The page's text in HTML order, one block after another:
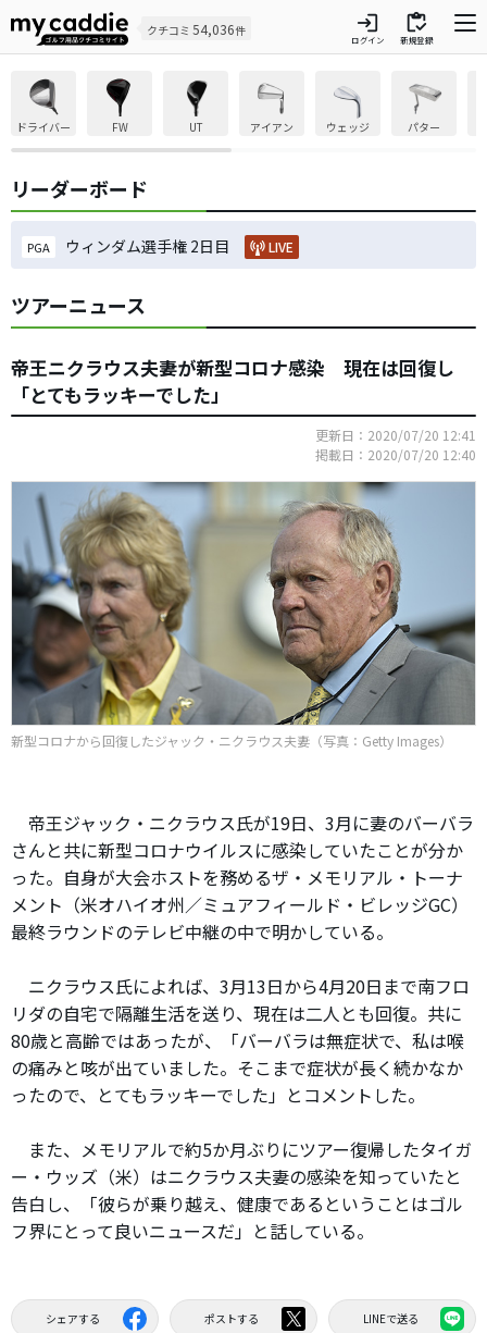
クチコミ 54,036件 login
ログイン
inventory
新規登録
ドライバー FW UT アイアン ウェッジ パター
リーダーボード
PGA ウィンダム選手権 2日目 LIVE
ツアーニュース
帝王ニクラウス夫妻が新型コロナ感染 現在は回復し
「とてもラッキーでした」
更新日：2020/07/20 12:41
掲載日：2020/07/20 12:40
新型コロナから回復したジャック・ニクラウス夫妻（写真：Getty Images）
帝王ジャック・ニクラウス氏が19日、3月に妻のバーバラ
さんと共に新型コロナウイルスに感染していたことが分か
った。自身が大会ホストを務めるザ・メモリアル・トーナ
メント（米オハイオ州／ミュアフィールド・ビレッジGC）
最終ラウンドのテレビ中継の中で明かしている。
ニクラウス氏によれば、3月13日から4月20日まで南フロ
リダの自宅で隔離生活を送り、現在は二人とも回復。共に
80歳と高齢ではあったが、「バーバラは無症状で、私は喉
の痛みと咳が出ていました。そこまで症状が長く続かなか
ったので、とてもラッキーでした」とコメントした。
また、メモリアルで約5か月ぶりにツアー復帰したタイガ
ー・ウッズ（米）はニクラウス夫妻の感染を知っていたと
告白し、「彼らが乗り越え、健康であるということはゴル
フ界にとって良いニュースだ」と話している。
シェアする ポストする LINEで送る